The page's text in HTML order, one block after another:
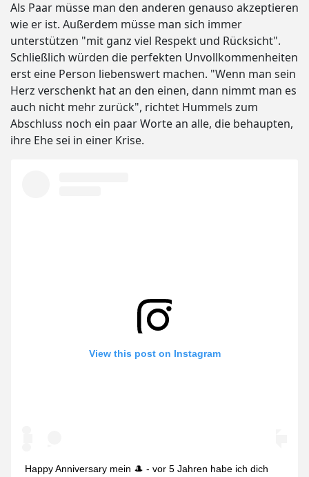
Als Paar müsse man den anderen genauso akzeptieren
wie er ist. Außerdem müsse man sich immer
unterstützen "mit ganz viel Respekt und Rücksicht".
Schließlich würden die perfekten Unvollkommenheiten
erst eine Person liebenswert machen. "Wenn man sein
Herz verschenkt hat an den einen, dann nimmt man es
auch nicht mehr zurück", richtet Hummels zum
Abschluss noch ein paar Worte an alle, die behaupten,
ihre Ehe sei in einer Krise.
View this post on Instagram
Happy Anniversary mein 🎩 - vor 5 Jahren habe ich dich